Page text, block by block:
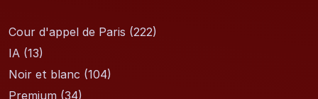
Cour d'appel de Paris (222)
IA (13)
Noir et blanc (104)
Premium (34)